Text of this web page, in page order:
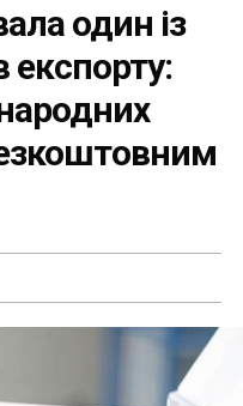
один із
експорту: